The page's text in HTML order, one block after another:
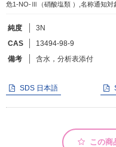
CAS番号で検索
危1-NO-Ⅲ（硝酸塩類 ）,名称通知対
純度
3N
CAS
13494-98-9
備考
含水，分析表添付
SDS 日本語
この商